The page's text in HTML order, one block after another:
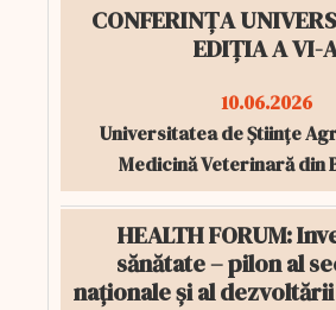
CONFERINȚA
EDIȚIA A VI-
10.06.2026
Universitatea de Științe
Medicină Veterinară din
HEALTH FORUM:
sănătate – pilon al
naționale și al